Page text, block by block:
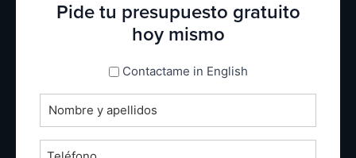
Pide tu presupuesto gratuito
hoy mismo
espanol_espanolContactame in English
Nombre
completo
*Teléfono